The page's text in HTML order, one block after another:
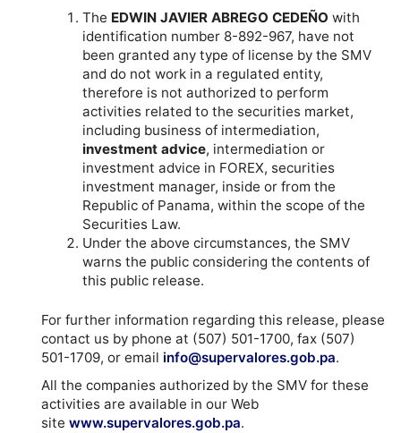
The EDWIN JAVIER ABREGO CEDEÑO with
identification number 8-892-967, have not
been granted any type of license by the SMV
and do not work in a regulated entity,
therefore is not authorized to perform
activities related to the securities market,
including business of intermediation,
investment advice, intermediation or
investment advice in FOREX, securities
investment manager, inside or from the
Republic of Panama, within the scope of the
Securities Law.
Under the above circumstances, the SMV
warns the public considering the contents of
this public release.
For further information regarding this release, please
contact us by phone at (507) 501-1700, fax (507)
501-1709, or email info@supervalores.gob.pa.
All the companies authorized by the SMV for these
activities are available in our Web
sitewww.supervalores.gob.pa.